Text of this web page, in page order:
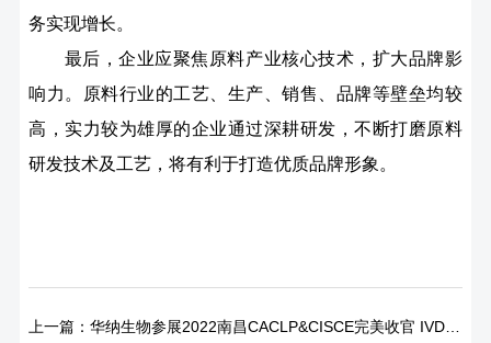
务实现增长。
最后，企业应聚焦原料产业核心技术，扩大品牌影
响力。原料行业的工艺、生产、销售、品牌等壁垒均较
高，实力较为雄厚的企业通过深耕研发，不断打磨原料
研发技术及工艺，将有利于打造优质品牌形象。
上一篇：华纳生物参展2022南昌CACLP&CISCE完美收官 IVD上游原料展区精彩纷呈！